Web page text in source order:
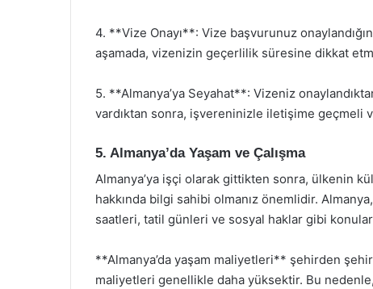
4. **Vize Onayı**: Vize başvurunuz
aşamada, vizenizin geçerlilik süresine dikkat
5. **Almanya’ya Seyahat**: Vizeniz
vardıktan sonra, işvereninizle iletişime geçmeli
5. Almanya’da Yaşam ve Çalışma
Almanya’ya işçi olarak gittikten sonra, ülkenin
hakkında bilgi sahibi olmanız önemlidir.
saatleri, tatil günleri ve sosyal haklar gibi
**Almanya’da yaşam maliyetleri** şehirden
maliyetleri genellikle daha yüksektir. Bu